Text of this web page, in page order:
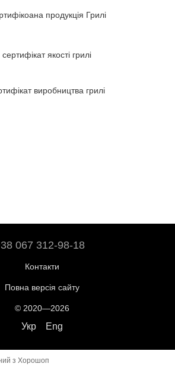
067 312-98-18
Контакти
Повна версія сайту
© 2020—2026
Укр Eng
з Хорошоп